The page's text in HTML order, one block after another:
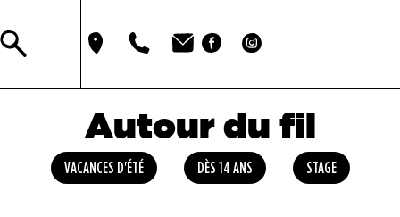
Autour du fil
VACANCES D'ÉTÉ DÈS 14 ANS STAGE